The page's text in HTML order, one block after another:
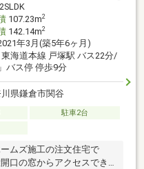
2SLDK
107.23m2
142.14m2
年3月(築5年6ヶ月)
東海道本線 戸塚駅 バス22分/
バス停 停歩9分
県鎌倉市関谷
駐車2台
ムズ施工の注文住宅で
口の窓からアクセスでき